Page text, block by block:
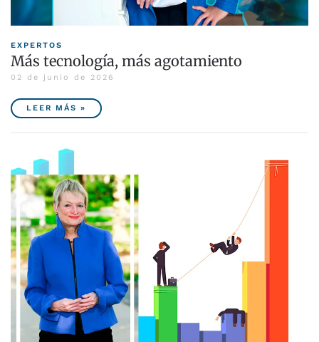
EXPERTOS
Más tecnología, más agotamiento
02 de junio de 2026
LEER MÁS »